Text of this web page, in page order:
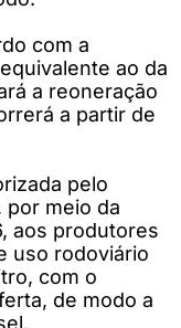
com a
ao da
a reoneração
a partir de
pelo
por meio da
aos produtores
uso rodoviário
com o
de modo a